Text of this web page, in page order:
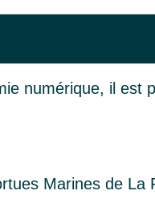
numérique, il est
Marines de La